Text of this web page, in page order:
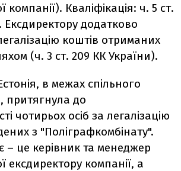
компанії). Кваліфікація: ч. 5 ст.
Ексдиректору додатково
коштів отриманих
(ч. 3 ст. 209 КК України).
в межах спільного
притягнула до
чотирьох осіб за легалізацію
з "Поліграфкомбінату".
– це керівник та менеджер
ексдиректору компанії, а